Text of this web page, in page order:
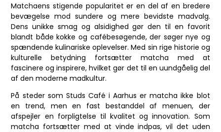
Matchaens stigende popularitet er en del af en bredere
bevægelse mod sundere og mere bevidste madvalg.
Dens unikke smag og alsidighed gør den til en favorit
blandt både kokke og cafébesøgende, der søger nye og
spændende kulinariske oplevelser. Med sin rige historie og
kulturelle betydning fortsætter matcha med at
fascinere og inspirere, hvilket gør det til en uundgåelig del
af den moderne madkultur.
På steder som Studs Café i Aarhus er matcha ikke blot
en trend, men en fast bestanddel af menuen, der
afspejler en forpligtelse til kvalitet og innovation. Som
matcha fortsætter med at vinde indpas, vil det uden